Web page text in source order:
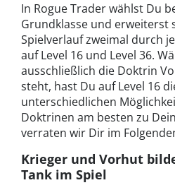
In Rogue Trader wählst Du
Grundklasse und erweiterst
Spielverlauf zweimal durch
auf Level 16 und Level 36.
ausschließlich die Doktrin
steht, hast Du auf Level 16
unterschiedlichen
Doktrinen am besten zu
verraten wir Dir im
Krieger und Vorhut
Tank im Spiel